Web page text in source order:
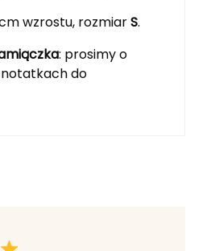
cm wzrostu, rozmiarS.
: prosimy o
do